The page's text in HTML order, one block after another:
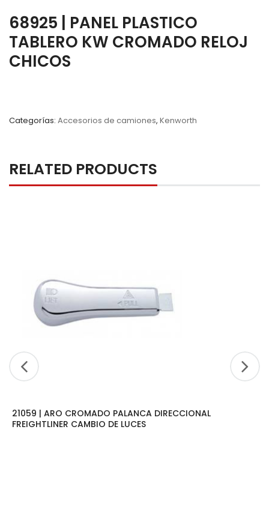
68925 | PANEL PLASTICO
TABLERO KW CROMADO RELOJ
CHICOS
Categorías: Accesorios de camiones, Kenworth
RELATED PRODUCTS
21059 | ARO CROMADO PALANCA DIRECCIONAL
FREIGHTLINER CAMBIO DE LUCES